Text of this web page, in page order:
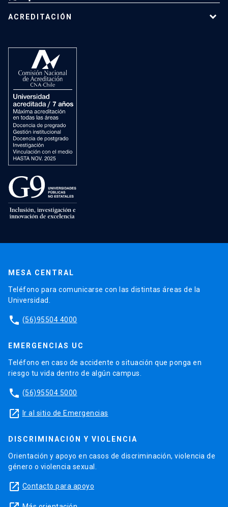
ACREDITACIÓN
MESA CENTRAL
Teléfono para comunicarse con las distintas áreas de la
Universidad.
phone (56)95504 4000
EMERGENCIAS UC
Teléfono en caso de accidente o situación que ponga en
riesgo tu vida dentro de algún campus.
phone (56)95504 5000
launch Ir al sitio de Emergencias
DISCRIMINACIÓN Y VIOLENCIA
Orientación y apoyo en casos de discriminación, violencia de
género o violencia sexual.
launch Contacto para apoyo